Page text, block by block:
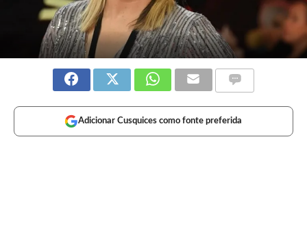
Adicionar Cusquices como fonte preferida